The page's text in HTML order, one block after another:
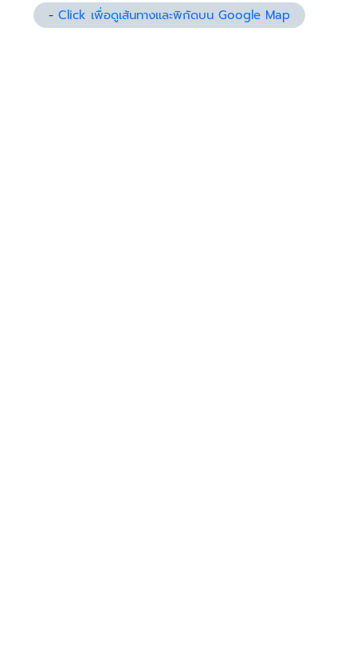
-Click เพื่อดูเส้นทางและพิกัดบน Google Map